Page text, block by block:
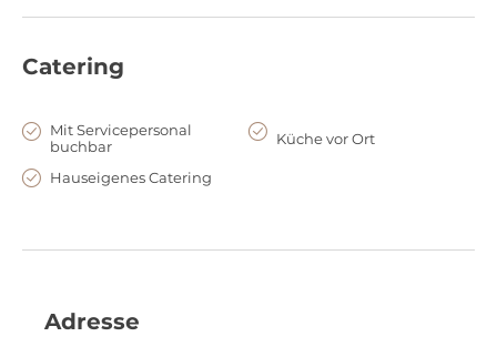
Mit einer Kapazität für bis zu 30 Personen ist Schuhbecks
Veranstaltung in kleinem und besonderen Rahmen
Catering
Mit Servicepersonal
buchbar
Küche vor Ort
Hauseigenes Catering
Adresse